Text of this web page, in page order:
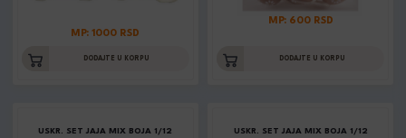
MP: 1000 RSD
DODAJTE U KORPU
MP: 600 RSD
DODAJTE U KORPU
USKR. SET JAJA MIX BOJA 1/12 USKR. SET JAJA MIX BOJA 1/12